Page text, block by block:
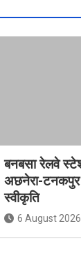
बनबसा रेलवे
अछनेरा-टनकपुर
स्वीकृति
6 August 2026